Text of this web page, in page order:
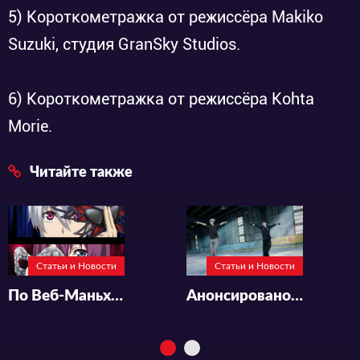
5) Короткометражка от режиссёра Makiko
Suzuki, студия GranSky Studios.
6) Короткометражка от режиссёра Kohta
Morie.
Читайте также
Статьи и Новости
По Веб-Маньхуа Узники времени и пространства стартует аниме.
Статьи и Новости
Анонсировано аниме "Yuri on ice"